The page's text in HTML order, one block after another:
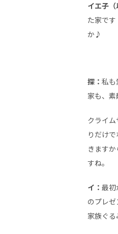
イエ子（
た家で
か♪
探： 私も
家も、素
クライ
りだけ
きます
すね。
イ： 最初
のプレ
家族ぐる